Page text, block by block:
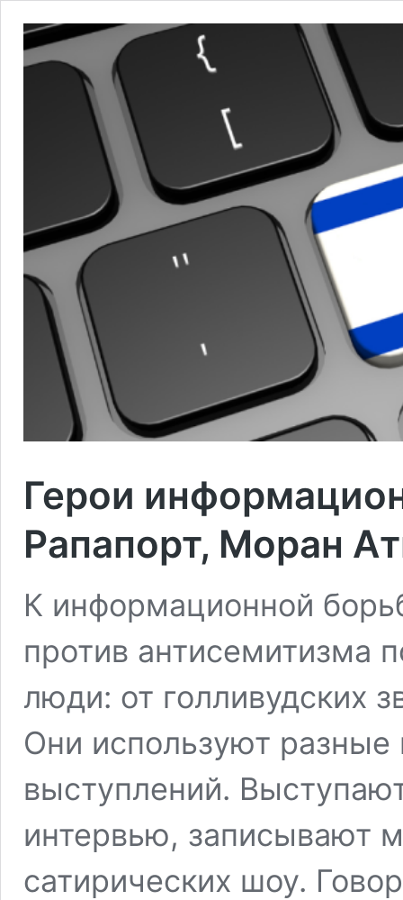
Герои
Рапапорт, Моран
К информационной
против антисемитизма
люди: от голливудских
Они используют
выступлений.
интервью, записывают
сатирических шоу.